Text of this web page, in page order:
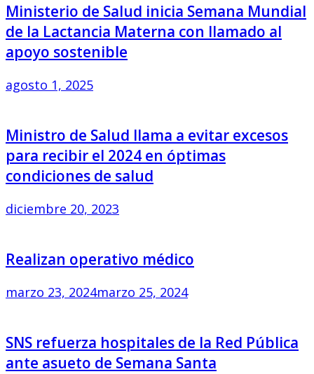
Ministerio de Salud inicia Semana Mundial
de la Lactancia Materna con llamado al
apoyo sostenible
agosto 1, 2025
Ministro de Salud llama a evitar excesos
para recibir el 2024 en óptimas
condiciones de salud
diciembre 20, 2023
Realizan operativo médico
marzo 23, 2024marzo 25, 2024
SNS refuerza hospitales de la Red Pública
ante asueto de Semana Santa